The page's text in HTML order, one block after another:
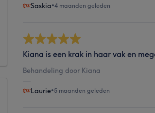
Saskia•4 maanden geleden
Kiana is een krak in haar vak en
Behandeling door Kiana
Laurie•5 maanden geleden